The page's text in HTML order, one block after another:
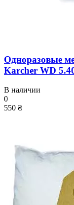
Одноразовые
Karcher WD
В наличии
0
550 ₴